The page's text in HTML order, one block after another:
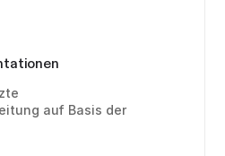
auf Basis der